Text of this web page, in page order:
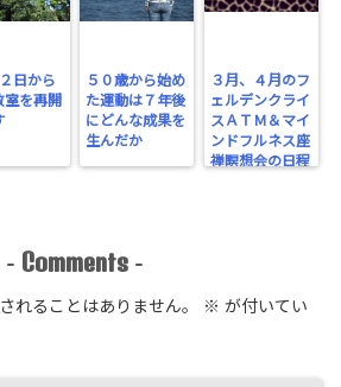
日から
室を再開
５０歳から始め
た運動は７年後
にどんな成果を
生んだか
３月、４月のフ
ェルデンクライ
スＡＴＭ＆マイ
ンドフルネス座
禅瞑想会の日程
- Comments -
れることはありません。 ※ が付いてい